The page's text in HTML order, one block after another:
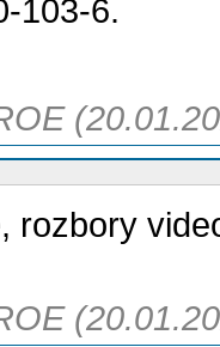
103-6.
rozbory